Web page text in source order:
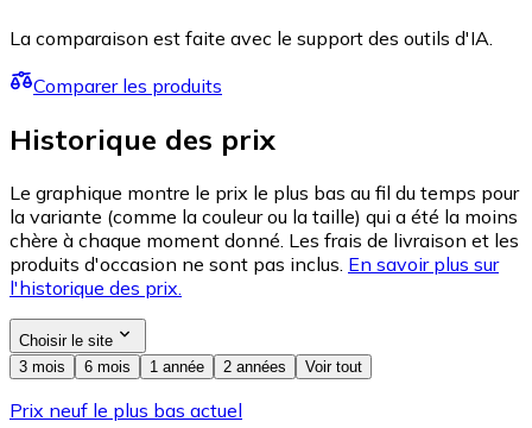
La comparaison est faite avec le support des outils d'IA.
Comparer les produits
Historique des prix
Le graphique montre le prix le plus bas au fil du temps pour
la variante (comme la couleur ou la taille) qui a été la moins
chère à chaque moment donné. Les frais de livraison et les
produits d'occasion ne sont pas inclus. En savoir plus sur
l'historique des prix.
Choisir le site
3 mois
6 mois 1 année 2 années Voir tout
Prix neuf le plus bas actuel